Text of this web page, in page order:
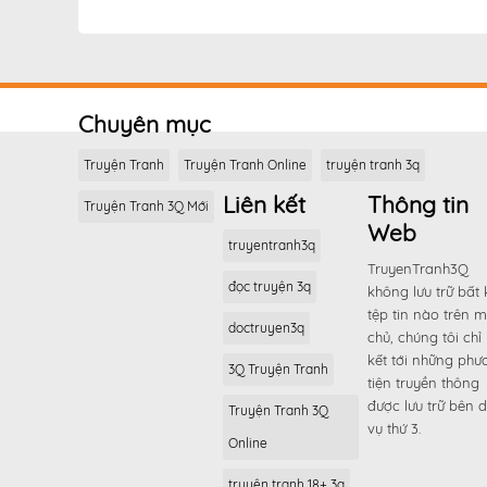
Chương 79
Chương 78
Chương 77
Chuyên mục
Truyện Tranh Truyện Tranh Online truyện tranh 3q
Truyện Tranh 3Q Mới Liên kết
truyentranh3q
đọc truyện 3q
doctruyen3q
3Q Truyện Tranh
Truyện Tranh 3Q
Online
Thông tin
Web
TruyenTranh3Q
không lưu trữ bất
tệp tin nào trên
chủ, chúng tôi chỉ
kết tới những
tiện truyền thông
được lưu trữ bên
vụ thứ 3.